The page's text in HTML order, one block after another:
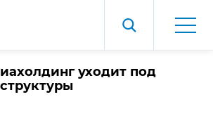
уходит под